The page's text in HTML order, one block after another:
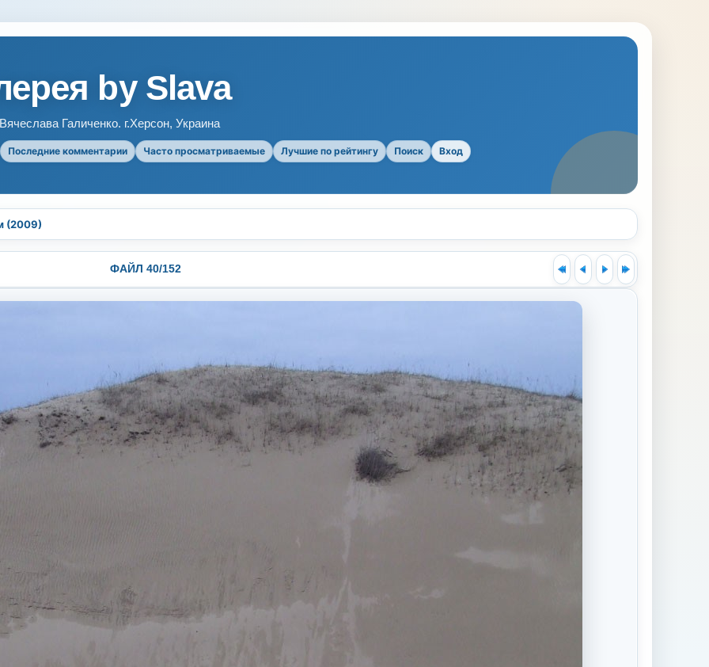
by Slava
Галиченко. г.Херсон, Украина
Последние комментарии Часто просматриваемые Лучшие по рейтингу Поиск Вход
(2009)
ФАЙЛ 40/152